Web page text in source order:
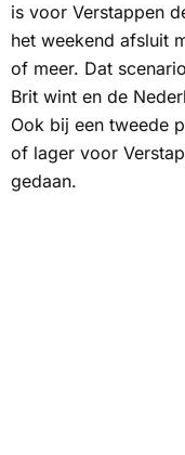
is voor Verstappen
het weekend afsluit
of meer. Dat
Brit wint en de
Ook bij een tweede
of lager voor
gedaan.